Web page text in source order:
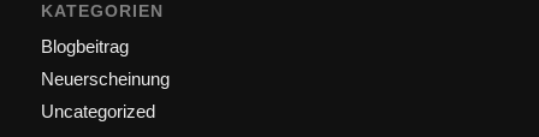
KATEGORIEN
Blogbeitrag
Neuerscheinung
Uncategorized